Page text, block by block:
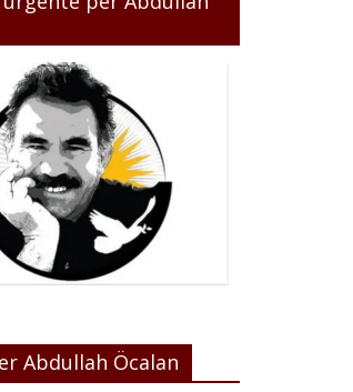
Abdullah Öcalan